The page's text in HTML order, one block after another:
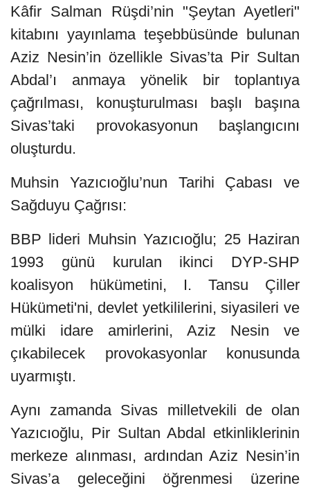
Kâfir Salman Rüşdi’nin "Şeytan Ayetleri"
kitabını yayınlama teşebbüsünde bulunan
Aziz Nesin’in özellikle Sivas’ta Pir Sultan
Abdal’ı anmaya yönelik bir toplantıya
çağrılması, konuşturulması başlı başına
Sivas’taki provokasyonun başlangıcını
oluşturdu.
Muhsin Yazıcıoğlu’nun Tarihi Çabası ve
Sağduyu Çağrısı:
BBP lideri Muhsin Yazıcıoğlu; 25 Haziran
1993 günü kurulan ikinci DYP-SHP
koalisyon hükümetini, I. Tansu Çiller
Hükümeti'ni, devlet yetkililerini, siyasileri ve
mülki idare amirlerini, Aziz Nesin ve
çıkabilecek provokasyonlar konusunda
uyarmıştı.
Aynı zamanda Sivas milletvekili de olan
Yazıcıoğlu, Pir Sultan Abdal etkinliklerinin
merkeze alınması, ardından Aziz Nesin’in
Sivas’a geleceğini öğrenmesi üzerine